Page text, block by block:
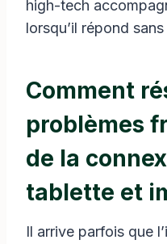
high-tech
lorsqu’il répond
Comment
problèmes
de la
tablette et
Il arrive parfois que